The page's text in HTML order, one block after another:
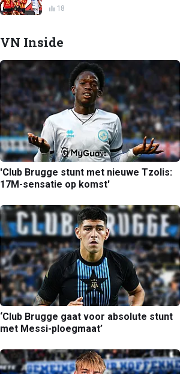
18
VN Inside
'Club Brugge stunt met nieuwe Tzolis:
17M-sensatie op komst'
‘Club Brugge gaat voor absolute stunt
met Messi-ploegmaat’